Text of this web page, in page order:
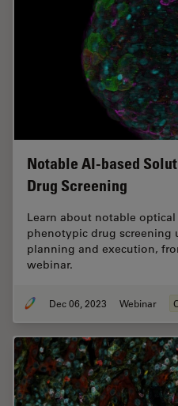
Notable AI-based
Drug Screening
Learn about notable
phenotypic drug screening
planning and execution,
webinar.
Dec 06, 2023 Webinar